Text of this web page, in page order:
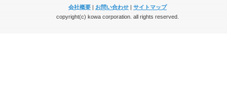
会社概要 | お問い合わせ | サイトマップ
copyright(c) kowa corporation. all rights reserved.